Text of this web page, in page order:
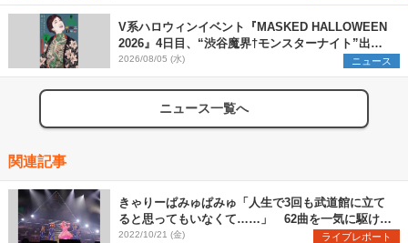
V系ハロウィンイベント『MASKED HALLOWEEN
2026』4日目、“渋谷魔界†モンスターナイト”出演6
組を発表
2026/08/05 (水) ニュース
ニュース一覧へ
関連記事
きゃりーぱみゅぱみゅ「人生で3回も武道館に立て
ると思ってもいなくて……」 62曲を一気に駆け抜
けたツアーファイナルをレポート
2022/10/21 (金) ライブレポート